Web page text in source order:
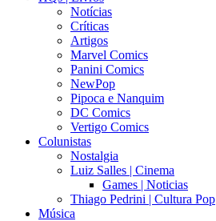
Notícias
Críticas
Artigos
Marvel Comics
Panini Comics
NewPop
Pipoca e Nanquim
DC Comics
Vertigo Comics
Colunistas
Nostalgia
Luiz Salles | Cinema
Games | Noticias
Thiago Pedrini | Cultura Pop
Música